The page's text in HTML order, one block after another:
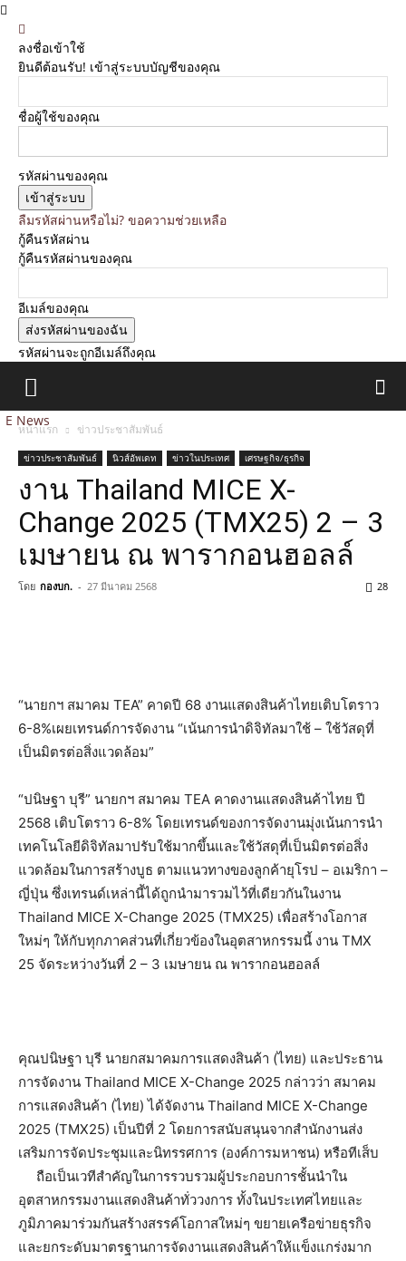
ลงชื่อเข้าใช้
ยินดีต้อนรับ! เข้าสู่ระบบบัญชีของคุณ
ชื่อผู้ใช้ของคุณ
รหัสผ่านของคุณ
ลืมรหัสผ่านหรือไม่? ขอความช่วยเหลือ
กู้คืนรหัสผ่าน
กู้คืนรหัสผ่านของคุณ
อีเมล์ของคุณ
รหัสผ่านจะถูกอีเมล์ถึงคุณ
E News
หน้าแรก ข่าวประชาสัมพันธ์
ข่าวประชาสัมพันธ์ นิวส์อัพเดท ข่าวในประเทศ เศรษฐกิจ/ธุรกิจ
งาน Thailand MICE X-
Change 2025 (TMX25) 2 – 3
เมษายน ณ พารากอนฮอลล์
โดย กองบก. - 27 มีนาคม 2568 28
“นายกฯ สมาคม TEA” คาดปี 68 งานแสดงสินค้าไทยเติบโตราว
6-8%เผยเทรนด์การจัดงาน “เน้นการนำดิจิทัลมาใช้ – ใช้วัสดุที่
เป็นมิตรต่อสิ่งแวดล้อม”
“ปนิษฐา บุรี” นายกฯ สมาคม TEA คาดงานแสดงสินค้าไทย ปี
2568 เติบโตราว 6-8% โดยเทรนด์ของการจัดงานมุ่งเน้นการนำ
เทคโนโลยีดิจิทัลมาปรับใช้มากขึ้นและใช้วัสดุที่เป็นมิตรต่อสิ่ง
แวดล้อมในการสร้างบูธ ตามแนวทางของลูกค้ายุโรป – อเมริกา –
ญี่ปุ่น ซึ่งเทรนด์เหล่านี้ได้ถูกนำมารวมไว้ที่เดียวกันในงาน
Thailand MICE X-Change 2025 (TMX25) เพื่อสร้างโอกาส
ใหม่ๆ ให้กับทุกภาคส่วนที่เกี่ยวข้องในอุตสาหกรรมนี้ งาน TMX
25 จัดระหว่างวันที่ 2 – 3 เมษายน ณ พารากอนฮอลล์
คุณปนิษฐา บุรี นายกสมาคมการแสดงสินค้า (ไทย) และประธาน
การจัดงาน Thailand MICE X-Change 2025 กล่าวว่า สมาคม
การแสดงสินค้า (ไทย) ได้จัดงาน Thailand MICE X-Change
2025 (TMX25) เป็นปีที่ 2 โดยการสนับสนุนจากสำนักงานส่ง
เสริมการจัดประชุมและนิทรรศการ (องค์การมหาชน) หรือทีเส็บ
ถือเป็นเวทีสำคัญในการรวบรวมผู้ประกอบการชั้นนำใน
อุตสาหกรรมงานแสดงสินค้าทั่ววงการ ทั้งในประเทศไทยและ
ภูมิภาคมาร่วมกันสร้างสรรค์โอกาสใหม่ๆ ขยายเครือข่ายธุรกิจ
และยกระดับมาตรฐานการจัดงานแสดงสินค้าให้แข็งแกร่งมาก